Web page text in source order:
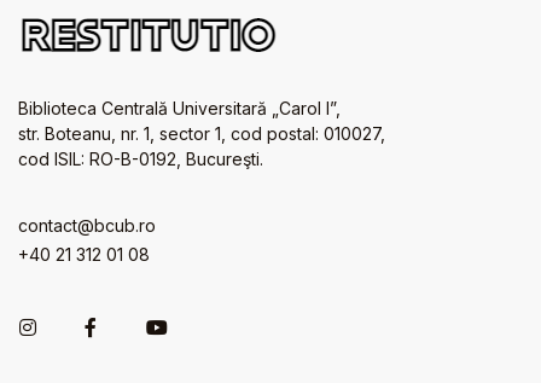
Biblioteca Centrală Universitară „Carol I”,
str. Boteanu, nr. 1, sector 1, cod postal: 010027,
cod ISIL: RO-B-0192, Bucureşti.
contact@bcub.ro
+40 21 312 01 08